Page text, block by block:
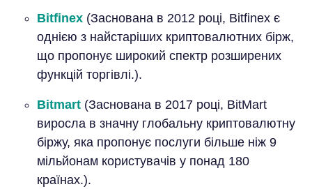
Bitfinex(Заснована в 2012 році, Bitfinex є
однією з найстаріших криптовалютних бірж,
що пропонує широкий спектр розширених
функцій торгівлі.).
Bitmart(Заснована в 2017 році, BitMart
виросла в значну глобальну криптовалютну
біржу, яка пропонує послуги більше ніж 9
мільйонам користувачів у понад 180
країнах.).